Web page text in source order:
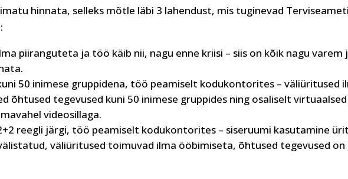
hinnata, selleks mõtle läbi 3 lahendust, mis tuginevad Terviseameti
piiranguteta ja töö käib nii, nagu enne kriisi – siis on kõik nagu varem
50 inimese gruppidena, töö peamiselt kodukontorites – väliüritused
õhtused tegevused kuni 50 inimese gruppides ning osaliselt
videosillaga.
reegli järgi, töö peamiselt kodukontorites – siseruumi kasutamine
väliüritused toimuvad ilma ööbimiseta, õhtused tegevused on